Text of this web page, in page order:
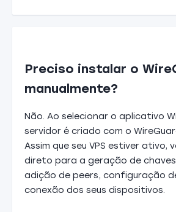
Preciso instalar o
manualmente?
Não. Ao selecionar o aplicativo
servidor é criado com o
Assim que seu VPS estiver ativo,
direto para a geração de
adição de peers, configuração
conexão dos seus dispositivos.